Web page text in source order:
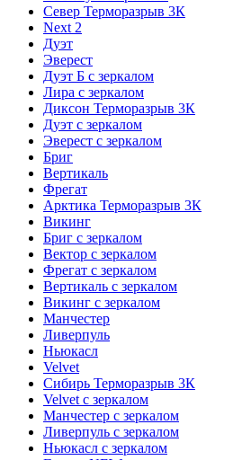
Север Терморазрыв 3К
Next 2
Дуэт
Эверест
Дуэт Б с зеркалом
Лира с зеркалом
Диксон Терморазрыв 3К
Дуэт с зеркалом
Эверест с зеркалом
Бриг
Вертикаль
Фрегат
Арктика Терморазрыв 3К
Викинг
Бриг с зеркалом
Вектор с зеркалом
Фрегат с зеркалом
Вертикаль с зеркалом
Викинг с зеркалом
Манчестер
Ливерпуль
Ньюкасл
Velvet
Сибирь Терморазрыв 3К
Velvet с зеркалом
Манчестер с зеркалом
Ливерпуль с зеркалом
Ньюкасл с зеркалом